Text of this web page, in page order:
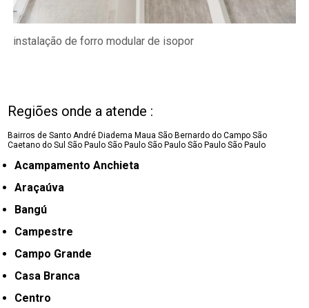
instalação de forro modular de isopor
Regiões onde a atende :
Bairros de Santo André Diadema Maua São Bernardo do Campo São
Caetano do SulSão Paulo São Paulo São Paulo São Paulo São Paulo
Acampamento Anchieta
Araçaúva
Bangú
Campestre
Campo Grande
Casa Branca
Centro